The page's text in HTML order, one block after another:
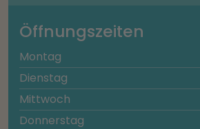
Öffnungszeiten
Montag
Dienstag
Mittwoch
Donnerstag